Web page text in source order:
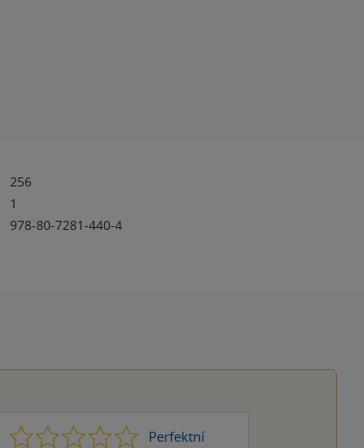
256
1
978-80-7281-440-4
1 2 3 4 Perfektní
5